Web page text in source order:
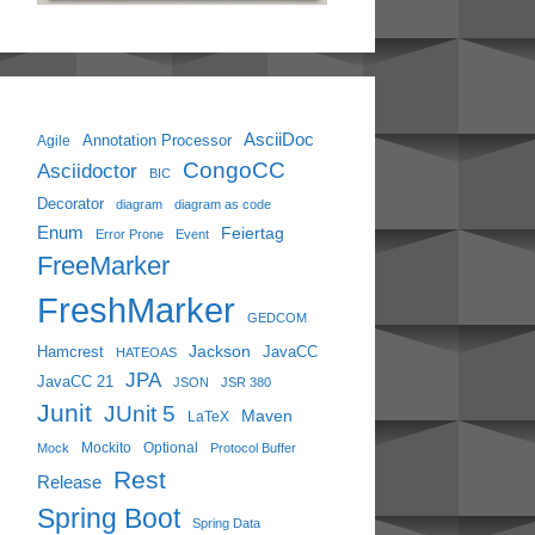
Agile Annotation Processor AsciiDoc
Asciidoctor BIC CongoCC
Decorator diagram diagram as code
Enum Error Prone Event Feiertag
FreeMarker
FreshMarker GEDCOM
Hamcrest HATEOAS Jackson
JavaCC
JavaCC 21
JPA JSON JSR 380
Junit JUnit 5 LaTeX Maven
Mock Mockito Optional Protocol Buffer
Release Rest
Spring Boot Spring Data